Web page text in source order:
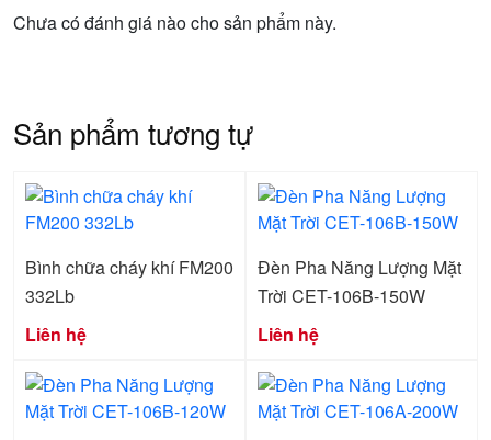
Chưa có đánh giá nào cho sản phẩm này.
Sản phẩm tương tự
Bình chữa cháy khí FM200
332Lb
Liên hệ
Đèn Pha Năng Lượng Mặt
Trời CET-106B-150W
Liên hệ